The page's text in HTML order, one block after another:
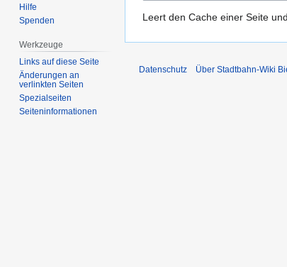
Leert den Cache einer Seite
Hilfe
Spenden
Werkzeuge
Links auf diese Seite
Änderungen an
verlinkten Seiten
Spezialseiten
Seiten­­informationen
Datenschutz Über Stadtbahn-Wiki